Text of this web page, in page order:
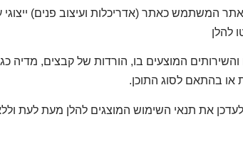
המשתמש כאתר (אדריכלות ועיצוב פנים) ייצוגי
להלן
המוצעים בו, הורדות של קבצים, מדיה
בהתאם לסוג התוכן.
את תנאי השימוש המוצגים להלן מעת לעת